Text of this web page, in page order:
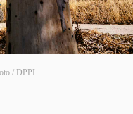
/ DPPI